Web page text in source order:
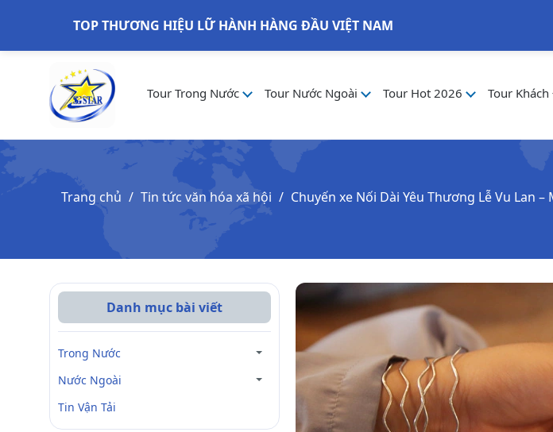
TOP THƯƠNG HIỆU LỮ HÀNH HÀNG ĐẦU VIỆT NAM
Tour Trong Nước Tour Nước Ngoài Tour Hot 2026 Tour
Trang chủ Tin tức văn hóa xã hội Chuyến xe Nối Dài Yêu Thương Lễ Vu Lan
Danh mục bài viết
Trong Nước
Nước Ngoài
Tin Vận Tải